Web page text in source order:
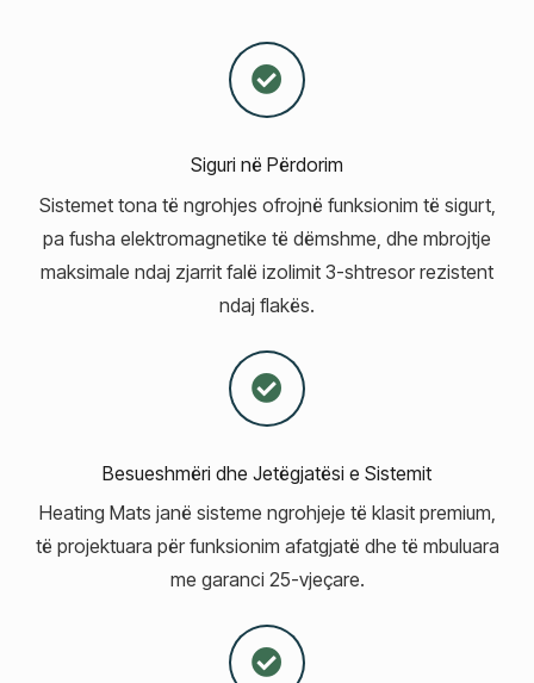
Siguri në Përdorim
Sistemet tona të ngrohjes ofrojnë funksionim të sigurt,
pa fusha elektromagnetike të dëmshme, dhe mbrojtje
maksimale ndaj zjarrit falë izolimit 3-shtresor rezistent
ndaj flakës.
Besueshmëri dhe Jetëgjatësi e Sistemit
Heating Mats janë sisteme ngrohjeje të klasit premium,
të projektuara për funksionim afatgjatë dhe të mbuluara
me garanci 25-vjeçare.